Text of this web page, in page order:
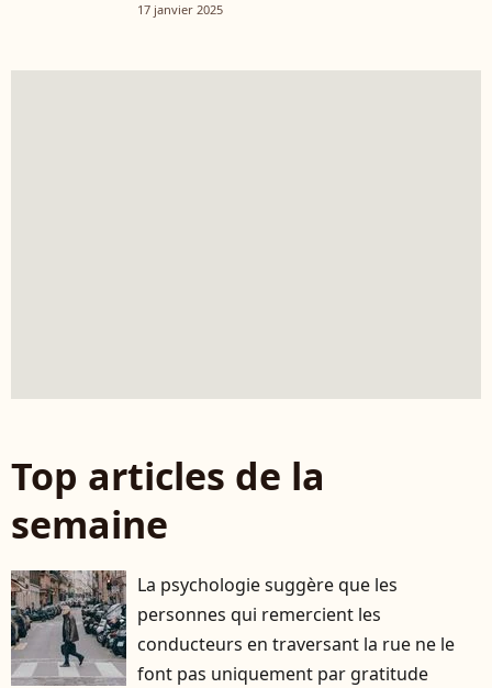
17 janvier 2025
Top articles de la
semaine
La psychologie suggère que les
personnes qui remercient les
conducteurs en traversant la rue ne le
font pas uniquement par gratitude